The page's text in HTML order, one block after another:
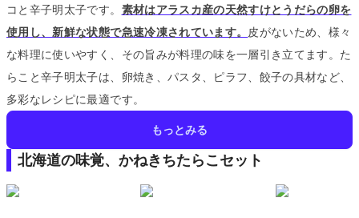
コと辛子明太子です。 素材はアラスカ産の天然すけとうだらの卵を
使用し、新鮮な状態で急速冷凍されています。 皮がないため、様々
な料理に使いやすく、その旨みが料理の味を一層引き立てます。 た
らこと辛子明太子は、卵焼き、パスタ、ピラフ、餃子の具材など、
多彩なレシピに最適です。
もっとみる
北海道の味覚、かねきちたらこセット